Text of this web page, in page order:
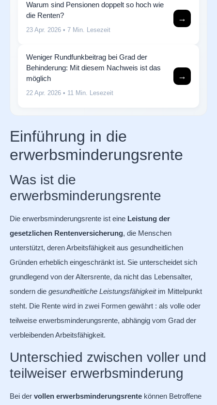
Warum sind Pensionen doppelt so hoch wie
die Renten?
23 Apr. 2026 • 7 Min. Lesezeit
→
Weniger Rundfunkbeitrag bei Grad der
Behinderung: Mit diesem Nachweis ist das
möglich
22 Apr. 2026 • 11 Min. Lesezeit
→
Einführung in die
erwerbsminderungsrente
Was ist die
erwerbsminderungsrente
Die erwerbsminderungsrente ist eine Leistung der
gesetzlichen Rentenversicherung, die Menschen
unterstützt, deren Arbeitsfähigkeit aus gesundheitlichen
Gründen erheblich eingeschränkt ist. Sie unterscheidet sich
grundlegend von der Altersrente, da nicht das Lebensalter,
sondern die gesundheitliche Leistungsfähigkeitim Mittelpunkt
steht. Die Rente wird in zwei Formen gewährt : als volle oder
teilweise erwerbsminderungsrente, abhängig vom Grad der
verbleibenden Arbeitsfähigkeit.
Unterschied zwischen voller und
teilweiser erwerbsminderung
Bei der vollen erwerbsminderungsrente können Betroffene